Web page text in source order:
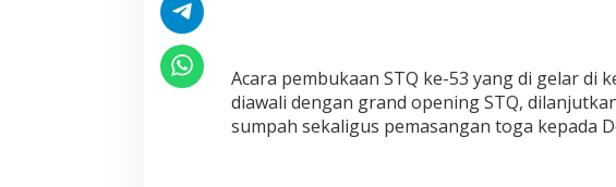
U
N
G
Acara pembukaan STQ ke-53 yang di gelar di
diawali dengan grand opening STQ,
sumpah sekaligus pemasangan toga kepada